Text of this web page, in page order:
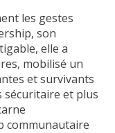
les gestes
son
elle a
mobilisé un
et survivants
et plus
communautaire